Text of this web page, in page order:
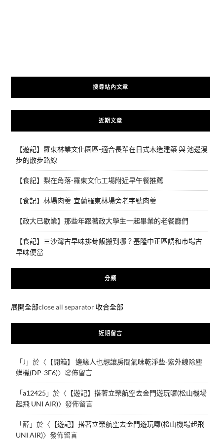
搜尋站內文章
近期文章
【遊記】羅東林業文化園區-適合長輩在日式木造建築 與 池邊漫
步的散步路線
【食記】梨在角落-羅東文化工場附近早午餐推薦
【食記】林場肉羹-宜蘭羅東林場旁老字號肉羹
【政大已歇業】那些年跟著政大學生一起畢業的老餐廳們
【食記】三沙灣古早味排骨飯搬到哪？基隆中正區調和市場古
早味便當
分類
展開全部close all separator 收合全部
近期留言
「J 」於〈 【開箱】 邊緣人也想讓房間氣味乾淨些-紫外線除塵
螨機(DP-3E6)〉發佈留言
「a12425 」於〈 【遊記】搭著立榮航空去金門遊玩囉(松山機場
起飛 UNI AIR)〉發佈留言
「薛」於〈 【遊記】搭著立榮航空去金門遊玩囉(松山機場起飛
UNI AIR)〉發佈留言